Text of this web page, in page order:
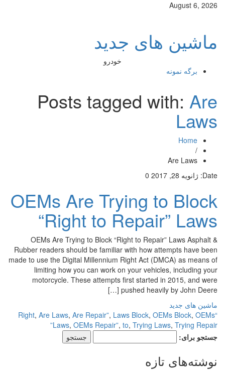
August 6, 2026
ماشین های جدید
خودرو
برگه نمونه
Posts tagged with:Are
Laws
Home
/
Are Laws
Date: ژانویه 28, 2017 0
OEMs Are Trying to Block
“Right to Repair” Laws
OEMs Are Trying to Block “Right to Repair” Laws Asphalt &
Rubber readers should be familiar with how attempts have been
made to use the Digital Millennium Right Act (DMCA) as means of
limiting how you can work on your vehicles, including your
motorcycle. These attempts first started in 2015, and were
pushed heavily by John Deere […]
ماشین های جدید
,Are Laws,Are Repair”,Laws Block,OEMs Block,OEMs
Laws,OEMs Repair”, to,Trying Laws,Trying Repair”
جستجو برای:
نوشته‌های تازه